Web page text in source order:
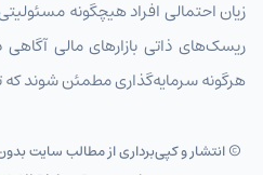
زیان احتمالی افراد هیچگونه
ریسک‌های ذاتی بازارهای مالی
هرگونه سرمایه‌گذاری مطمئن شوند که
© انتشار و کپی‌برداری از مطالب سایت